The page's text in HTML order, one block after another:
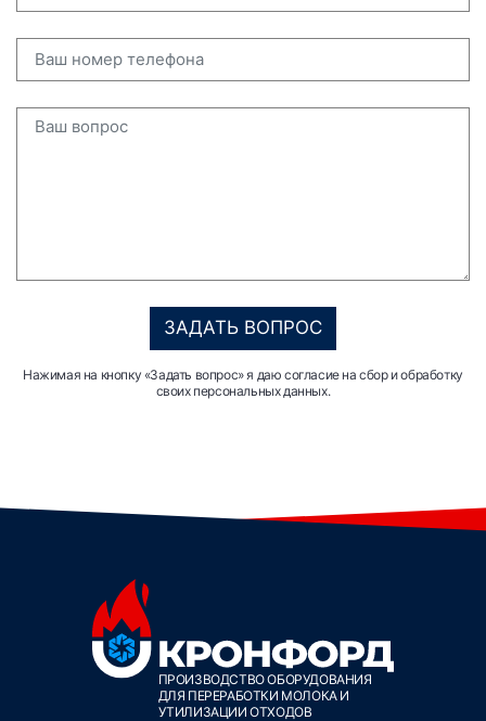
ЗАДАТЬ ВОПРОС
Нажимая на кнопку «Задать вопрос» я даю согласие на сбор и обработку
своих персональных данных.
ПРОИЗВОДСТВО ОБОРУДОВАНИЯ
ДЛЯ ПЕРЕРАБОТКИ МОЛОКА И
УТИЛИЗАЦИИ ОТХОДОВ